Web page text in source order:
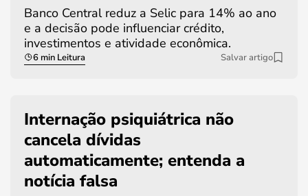
Banco Central reduz a Selic para 14% ao ano
e a decisão pode influenciar crédito,
investimentos e atividade econômica.
6 min Leitura Salvar artigo
Internação psiquiátrica não
cancela dívidas
automaticamente; entenda a
notícia falsa